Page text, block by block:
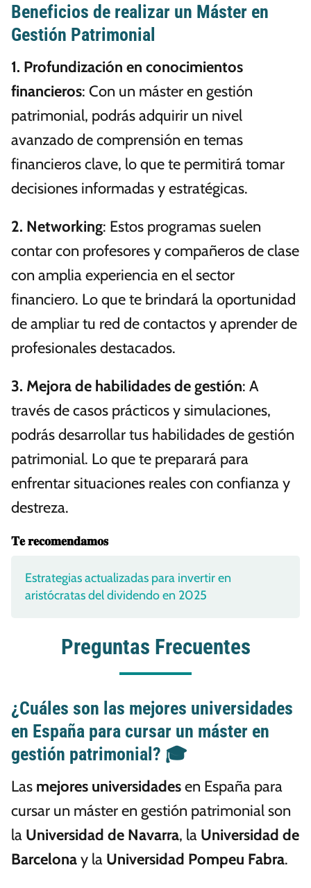
Beneficios de realizar un Máster en
Gestión Patrimonial
1. Profundización en conocimientos
financieros: Con un máster en gestión
patrimonial, podrás adquirir un nivel
avanzado de comprensión en temas
financieros clave, lo que te permitirá tomar
decisiones informadas y estratégicas.
2. Networking: Estos programas suelen
contar con profesores y compañeros de clase
con amplia experiencia en el sector
financiero. Lo que te brindará la oportunidad
de ampliar tu red de contactos y aprender de
profesionales destacados.
3. Mejora de habilidades de gestión: A
través de casos prácticos y simulaciones,
podrás desarrollar tus habilidades de gestión
patrimonial. Lo que te preparará para
enfrentar situaciones reales con confianza y
destreza.
𝐓𝐞 𝐫𝐞𝐜𝐨𝐦𝐞𝐧𝐝𝐚𝐦𝐨𝐬
Estrategias actualizadas para invertir en
aristócratas del dividendo en 2025
Preguntas Frecuentes
¿Cuáles son las mejores universidades
en España para cursar un máster en
gestión patrimonial? 🎓
Las mejores universidadesen España para
cursar un máster en gestión patrimonial son
la Universidad de Navarra, la Universidad de
Barcelonay la Universidad Pompeu Fabra.